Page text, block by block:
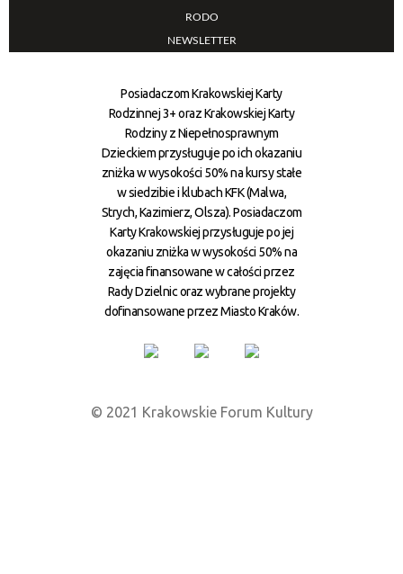
RODO
NEWSLETTER
Posiadaczom Krakowskiej Karty
Rodzinnej 3+ oraz Krakowskiej Karty
Rodziny z Niepełnosprawnym
Dzieckiem przysługuje po ich okazaniu
zniżka w wysokości 50% na kursy stałe
w siedzibie i klubach KFK (Malwa,
Strych, Kazimierz, Olsza). Posiadaczom
Karty Krakowskiej przysługuje po jej
okazaniu zniżka w wysokości 50% na
zajęcia finansowane w całości przez
Rady Dzielnic oraz wybrane projekty
dofinansowane przez Miasto Kraków.
© 2021 Krakowskie Forum Kultury